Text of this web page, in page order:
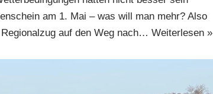
am 1. Mai – was will man mehr? Also
auf den Weg nach… Weiterlesen »